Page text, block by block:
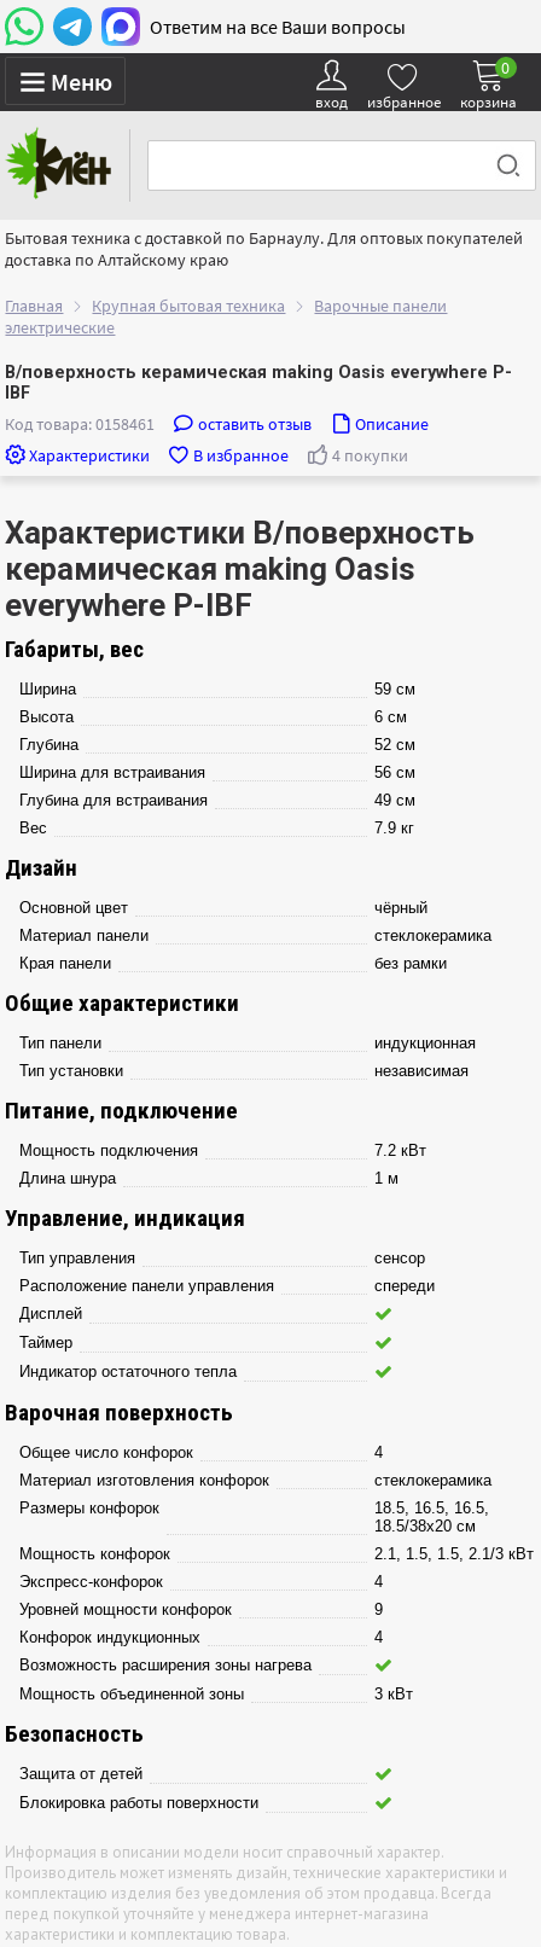
Ответим на все Ваши вопросы
Меню
вход избранное корзина
0
Бытовая техника с доставкой по Барнаулу. Для оптовых покупателей
доставка по Алтайскому краю
Главная Крупная бытовая техника
Варочные панели
электрические
В/поверхность керамическая making Oasis everywhere P-
IBF
Код товара: 0158461 оставить отзыв
Описание
Характеристики
В избранное 4 покупки
Характеристики В/поверхность
керамическая making Oasis
everywhere P-IBF
Габариты, вес
Ширина
59 см
Высота
6 см
Глубина
52 см
Ширина для встраивания
56 см
Глубина для встраивания
49 см
Вес
7.9 кг
Дизайн
Основной цвет
чёрный
Материал панели
стеклокерамика
Края панели
без рамки
Общие характеристики
Тип панели
индукционная
Тип установки
независимая
Питание, подключение
Мощность подключения
7.2 кВт
Длина шнура
1 м
Управление, индикация
Тип управления
сенсор
Расположение панели управления
спереди
Дисплей
Таймер
Индикатор остаточного тепла
Варочная поверхность
Общее число конфорок
4
Материал изготовления конфорок
стеклокерамика
Размеры конфорок
18.5, 16.5, 16.5,
18.5/38х20 см
Мощность конфорок
2.1, 1.5, 1.5, 2.1/3 кВт
Экспресс-конфорок
4
Уровней мощности конфорок
9
Конфорок индукционных
4
Возможность расширения зоны нагрева
Мощность объединенной зоны
3 кВт
Безопасность
Защита от детей
Блокировка работы поверхности
Информация в описании модели носит справочный характер.
Производитель может изменять дизайн, технические характеристики и
комплектацию изделия без уведомления об этом продавца. Всегда
перед покупкой уточняйте у менеджера интернет-магазина
характеристики и комплектацию товара.